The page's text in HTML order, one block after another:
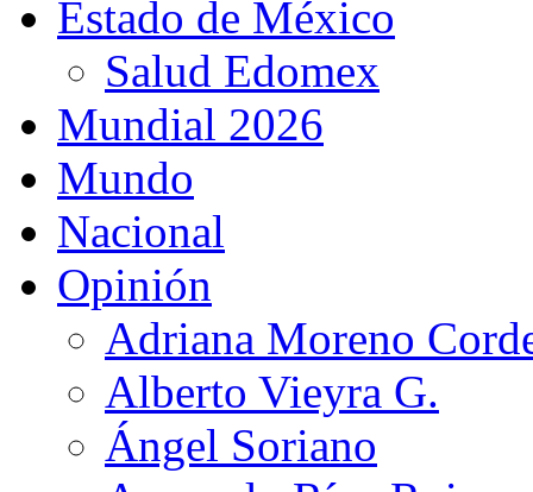
Estado de México
Salud Edomex
Mundial 2026
Mundo
Nacional
Opinión
Adriana Moreno
Alberto Vieyra G.
Ángel Soriano